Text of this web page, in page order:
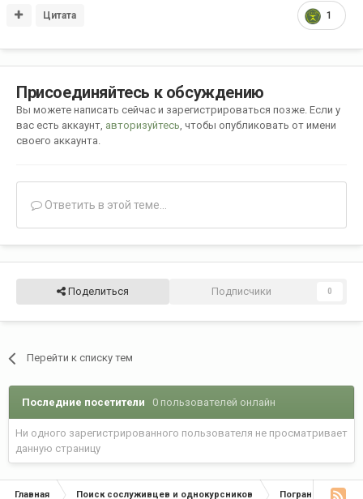
1
Цитата
Присоединяйтесь к обсуждению
Вы можете написать сейчас и зарегистрироваться позже. Если у
вас есть аккаунт, авторизуйтесь, чтобы опубликовать от имени
своего аккаунта.
Ответить в этой теме...
Поделиться Подписчики 0
Перейти к списку тем
Последние посетители 0 пользователей онлайн
Ни одного зарегистрированного пользователя не просматривает
данную страницу
Главная Поиск сослуживцев и однокурсников Пограничные